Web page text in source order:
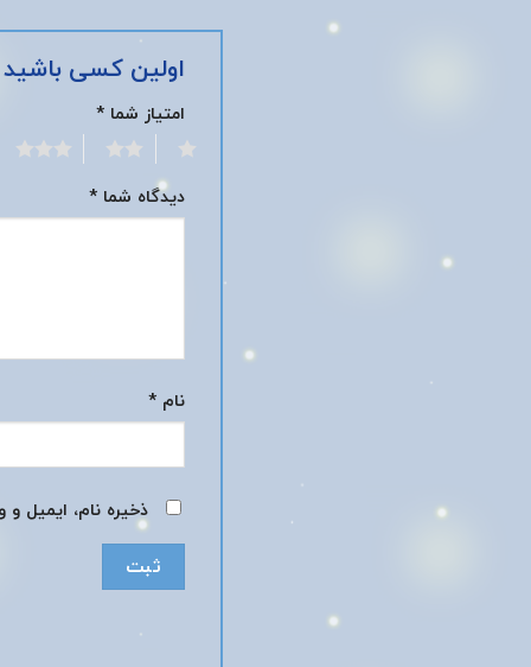
اولین کسی
امتیاز شما*
دیدگاه شما*
نام*
ذخیره نام، ایمیل